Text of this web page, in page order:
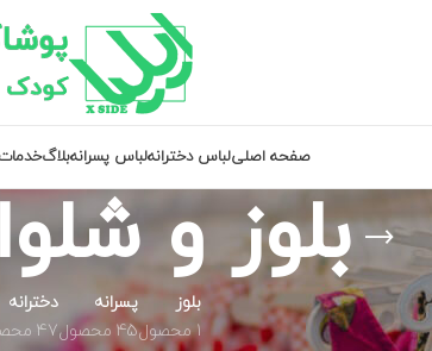
صفحه اصلیلباس دخترانهلباس پسرانهبلاگ
بلوز و
بلوز
1 محصول
پسرانه
45 محصول
دخترانه
47 محصول